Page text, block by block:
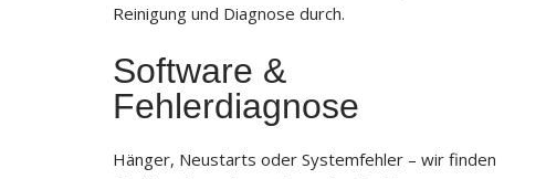
Reinigung und Diagnose durch.
Software &
Fehlerdiagnose
Hänger, Neustarts oder Systemfehler – wir finden